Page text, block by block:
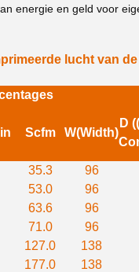
energie en geld voor
lucht van
Scfm W(Width)
D
35.3
96
53.0
96
63.6
96
71.0
96
127.0
138
177.0
138